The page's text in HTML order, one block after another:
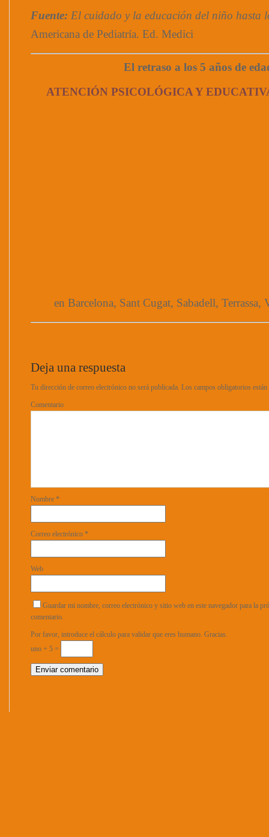
Fuente: El cuidado y la educación del niño hasta
Americana de Pediatría. Ed. Medici
El retraso a los 5 años de
ATENCIÓN PSICOLÓGICA Y
en Barcelona, Sant Cugat, Sabadell, Terrassa,
Deja una respuesta
Tu dirección de correo electrónico no será publicada. Los campos obligatorios
Comentario
Nombre *
Correo electrónico *
Web
Guardar mi nombre, correo electrónico y sitio web en este navegador para la
comentario.
Por favor, introduce el cálculo para validar que eres humano. Gracias.
uno + 5 =